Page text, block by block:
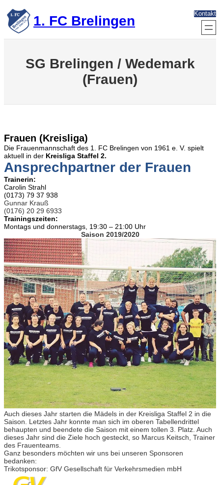
Zum
Inhalt
springen 1. FC Brelingen Kontakt
SG Brelingen / Wedemark
(Frauen)
Frauen (Kreisliga)
Die Frauenmannschaft des 1. FC Brelingen von 1961 e. V. spielt
aktuell in der Kreisliga Staffel 2.
Ansprechpartner der Frauen
Trainerin:
Carolin Strahl
(0173) 79 37 938
Gunnar Krauß
(0176) 20 29 6933
Trainingszeiten:
Montags und donnerstags, 19:30 – 21:00 Uhr
Saison 2019/2020
Auch dieses Jahr starten die Mädels in der Kreisliga Staffel 2 in die
Saison. Letztes Jahr konnte man sich im oberen Tabellendrittel
behaupten und beendete die Saison mit einem tollen 3. Platz. Auch
dieses Jahr sind die Ziele hoch gesteckt, so Marcus Keitsch, Trainer
des Frauenteams.
Ganz besonders möchten wir uns bei unseren Sponsoren
bedanken:
Trikotsponsor: GfV Gesellschaft für Verkehrsmedien mbH